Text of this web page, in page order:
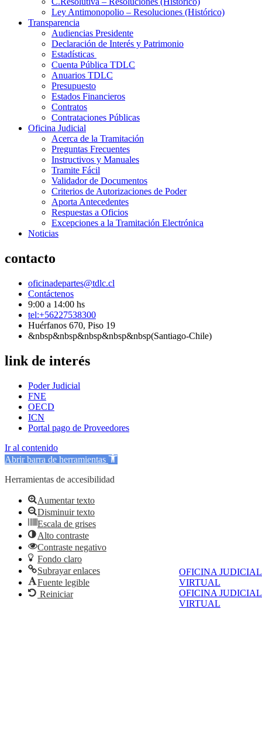
OFICINA JUDICIAL
VIRTUAL
OFICINA JUDICIAL
VIRTUAL
Ley Antimonopolio – Resoluciones (Histórico)
Transparencia
Audiencias Presidente
Declaración de Interés y Patrimonio
Estadísticas
Cuenta Pública TDLC
Anuarios TDLC
Presupuesto
Estados Financieros
Contratos
Contrataciones Públicas
Oficina Judicial
Acerca de la Tramitación
Preguntas Frecuentes
Instructivos y Manuales
Tramite Fácil
Validador de Documentos
Criterios de Autorizaciones de Poder
Aporta Antecedentes
Respuestas a Oficios
Excepciones a la Tramitación Electrónica
Noticias
contacto
oficinadepartes@tdlc.cl
Contáctenos
9:00 a 14:00 hs
tel:+56227538300
Huérfanos 670, Piso 19
&nbsp&nbsp&nbsp&nbsp&nbsp(Santiago-Chile)
link de interés
Poder Judicial
FNE
OECD
ICN
Portal pago de Proveedores
Ir al contenido
Abrir barra de herramientas
Herramientas de accesibilidad
Aumentar texto
Disminuir texto
Escala de grises
Alto contraste
Contraste negativo
Fondo claro
Subrayar enlaces
Fuente legible
Reiniciar